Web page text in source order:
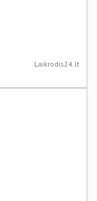
Laikrodis24.lt